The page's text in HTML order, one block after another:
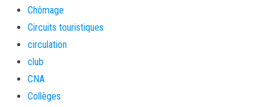
Chômage
Circuits touristiques
circulation
club
CNA
Collèges